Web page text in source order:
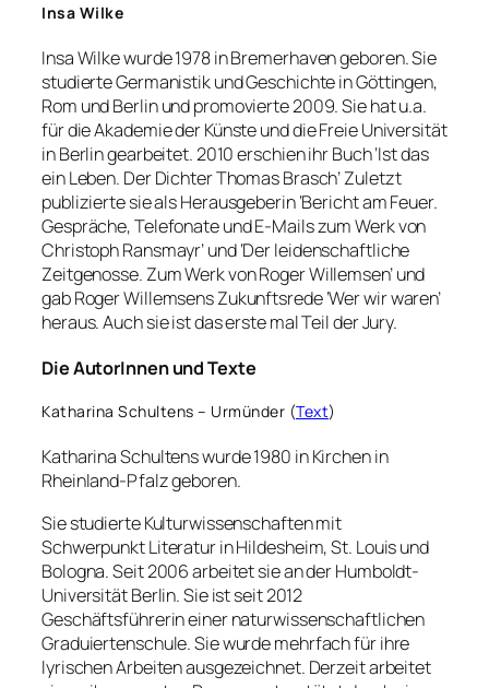
Insa Wilke
Insa Wilke wurde 1978 in Bremerhaven geboren. Sie
studierte Germanistik und Geschichte in Göttingen,
Rom und Berlin und promovierte 2009. Sie hat u.a.
für die Akademie der Künste und die Freie Universität
in Berlin gearbeitet. 2010 erschien ihr Buch ‘Ist das
ein Leben. Der Dichter Thomas Brasch’ Zuletzt
publizierte sie als Herausgeberin ‘Bericht am Feuer.
Gespräche, Telefonate und E-Mails zum Werk von
Christoph Ransmayr’ und ‘Der leidenschaftliche
Zeitgenosse. Zum Werk von Roger Willemsen’ und
gab Roger Willemsens Zukunftsrede ‘Wer wir waren’
heraus. Auch sie ist das erste mal Teil der Jury.
Die AutorInnen und Texte
Katharina Schultens – Urmünder (Text)
Katharina Schultens wurde 1980 in Kirchen in
Rheinland-Pfalz geboren.
Sie studierte Kulturwissenschaften mit
Schwerpunkt Literatur in Hildesheim, St. Louis und
Bologna. Seit 2006 arbeitet sie an der Humboldt-
Universität Berlin. Sie ist seit 2012
Geschäftsführerin einer naturwissenschaftlichen
Graduiertenschule. Sie wurde mehrfach für ihre
lyrischen Arbeiten ausgezeichnet. Derzeit arbeitet